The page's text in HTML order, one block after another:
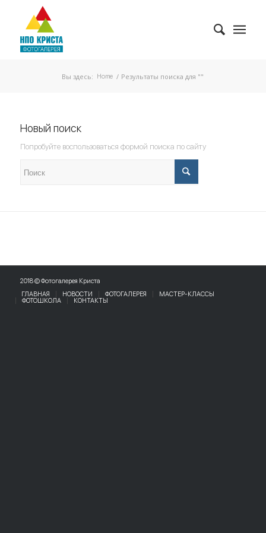
Вы здесь: Home / Результаты поиска для ""
Новый поиск
Попробуйте воспользоваться формой поиска по сайту
2018 © Фотогалерея Криста
ГЛАВНАЯ
НОВОСТИ ФОТОГАЛЕРЕЯ
МАСТЕР-КЛАССЫ
ФОТОШКОЛА
КОНТАКТЫ